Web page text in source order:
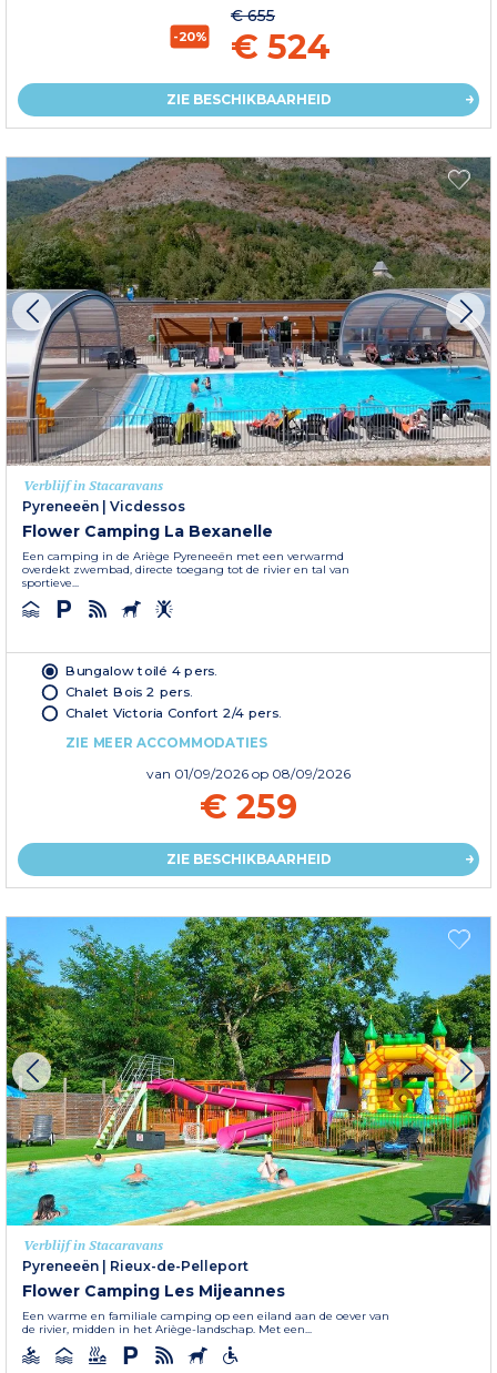
-20%
€ 655
€ 524
ZIE BESCHIKBAARHEID
Verblijf in Stacaravans
Pyreneeën
Vicdessos
Flower Camping La Bexanelle
Een camping in de Ariège Pyreneeën met een verwarmd
overdekt zwembad, directe toegang tot de rivier en tal van
sportieve...
Bungalow toilé 4 pers.
Chalet Bois 2 pers.
Chalet Victoria Confort 2/4 pers.
ZIE MEER ACCOMMODATIES
van 01/09/2026 op 08/09/2026
€ 259
ZIE BESCHIKBAARHEID
Verblijf in Stacaravans
Pyreneeën
Rieux-de-Pelleport
Flower Camping Les Mijeannes
Een warme en familiale camping op een eiland aan de oever van
de rivier, midden in het Ariège-landschap. Met een...